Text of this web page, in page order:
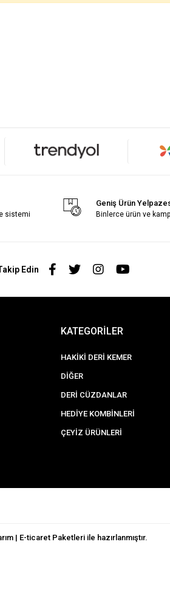
sistemi
Geniş Ürün
Binlerce ürün ve
Edin
KATEGORİLER
HAKİKİ DERİ KEMER
DİĞER
DERİ CÜZDANLAR
HEDİYE KOMBİNLERİ
ÇEYİZ ÜRÜNLERİ
| E-ticaret Paketleri ile hazırlanmıştır.